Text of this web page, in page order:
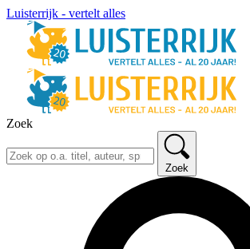
Luisterrijk - vertelt alles
Zoek
Zoek